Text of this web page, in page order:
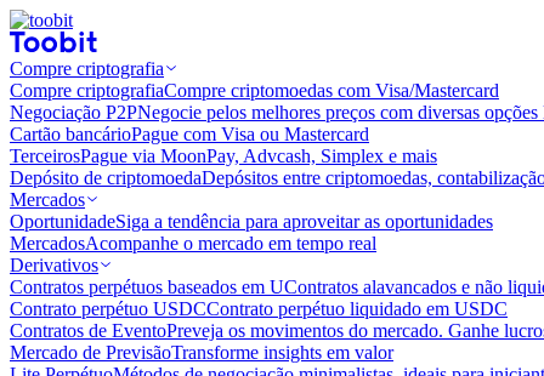
Compre criptografia
Compre criptografiaCompre criptomoedas com Visa/Mastercard
Negociação P2PNegocie pelos melhores preços com diversas
Cartão bancárioPague com Visa ou Mastercard
TerceirosPague via MoonPay, Advcash, Simplex e mais
Depósito de criptomoedaDepósitos entre criptomoedas,
Mercados
OportunidadeSiga a tendência para aproveitar as oportunidades
MercadosAcompanhe o mercado em tempo real
Derivativos
Contratos perpétuos baseados em UContratos alavancados e não
Contrato perpétuo USDCContrato perpétuo liquidado em USDC
Contratos de EventoPreveja os movimentos do mercado. Ganhe
Mercado de PrevisãoTransforme insights em valor